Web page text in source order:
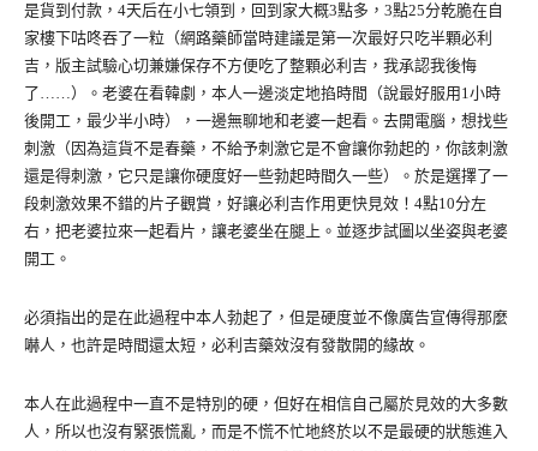
是貨到付款，4天后在小七領到，回到家大概3點多，3點25分乾脆在自
家樓下咕咚吞了一粒（網路藥師當時建議是第一次最好只吃半顆必利
吉，版主試驗心切兼嫌保存不方便吃了整顆必利吉，我承認我後悔
了……）。老婆在看韓劇，本人一邊淡定地掐時間（說最好服用1小時
後開工，最少半小時），一邊無聊地和老婆一起看。去開電腦，想找些
刺激（因為這貨不是春藥，不給予刺激它是不會讓你勃起的，你該刺激
還是得刺激，它只是讓你硬度好一些勃起時間久一些）。於是選擇了一
段刺激效果不錯的片子觀賞，好讓必利吉作用更快見效！4點10分左
右，把老婆拉來一起看片，讓老婆坐在腿上。並逐步試圖以坐姿與老婆
開工。
必須指出的是在此過程中本人勃起了，但是硬度並不像廣告宣傳得那麼
嚇人，也許是時間還太短，必利吉藥效沒有發散開的緣故。
本人在此過程中一直不是特別的硬，但好在相信自己屬於見效的大多數
人，所以也沒有緊張慌亂，而是不慌不忙地終於以不是最硬的狀態進入